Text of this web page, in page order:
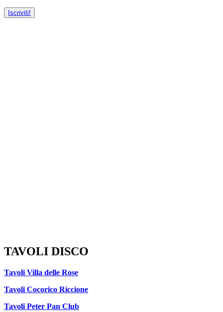
Iscriviti!
TAVOLI DISCO
Tavoli Villa delle Rose
Tavoli Cocorico Riccione
Tavoli Peter Pan Club